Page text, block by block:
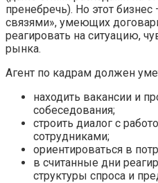
пренебречь). Но этот
связями», умеющих
реагировать на ситуацию,
рынка.
Агент по кадрам должен
находить вакансии и
собеседования;
строить диалог с
сотрудниками;
ориентироваться в
в считанные дни
структуры спроса и